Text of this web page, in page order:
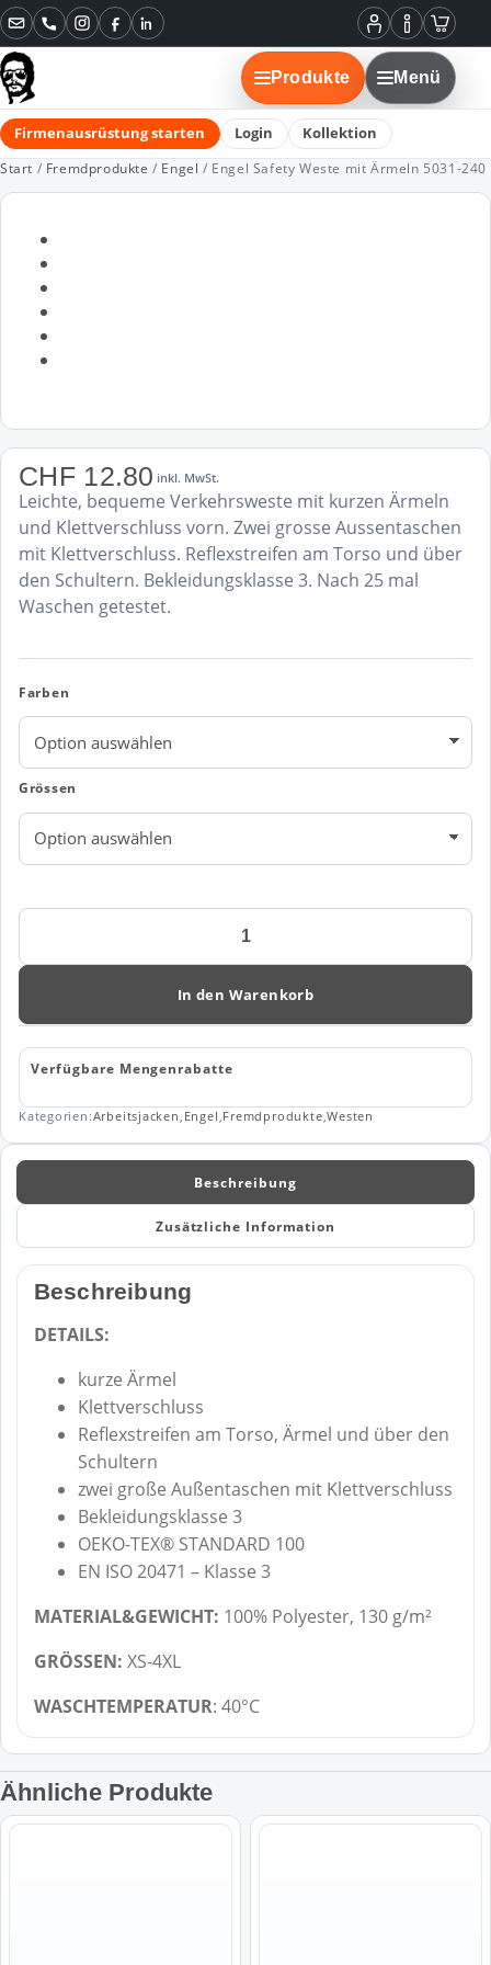
Mein
Konto
Informationen
Instagram
FacebookLinkedIn
Produkte Menü
Firmenausrüstung starten Login Kollektion
Start / Fremdprodukte / Engel / Engel Safety Weste mit Ärmeln 5031-240
CHF12.80 inkl. MwSt.
Leichte, bequeme Verkehrsweste mit kurzen Ärmeln
und Klettverschluss vorn. Zwei grosse Aussentaschen
mit Klettverschluss. Reflexstreifen am Torso und über
den Schultern. Bekleidungsklasse 3. Nach 25 mal
Waschen getestet.
Farben
Grössen
Engel
Weste
Ärmeln
240
In den Warenkorb
Verfügbare Mengenrabatte
Kategorien:Arbeitsjacken, Engel,Fremdprodukte,Westen
Beschreibung
Zusätzliche Information
Beschreibung
DETAILS:
kurze Ärmel
Klettverschluss
Reflexstreifen am Torso, Ärmel und über den
Schultern
zwei große Außentaschen mit Klettverschluss
Bekleidungsklasse 3
OEKO-TEX® STANDARD 100
EN ISO 20471 – Klasse 3
MATERIAL&GEWICHT: 100% Polyester, 130 g/m²
GRÖSSEN: XS-4XL
WASCHTEMPERATUR: 40°C
Ähnliche Produkte